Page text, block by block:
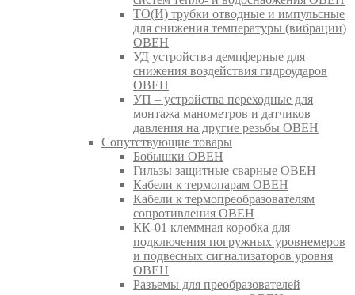
ТО(И) трубки отводные и импульсные
для снижения температуры (вибрации)
ОВЕН
УД устройства демпферные для
снижения воздействия гидроударов
ОВЕН
УП – устройства переходные для
монтажа манометров и датчиков
давления на другие резьбы ОВЕН
Сопутствующие товары
Бобышки ОВЕН
Гильзы защитные сварные ОВЕН
Кабели к термопарам ОВЕН
Кабели к термопреобразователям
сопротивления ОВЕН
КК-01 клеммная коробка для
подключения погружных уровнемеров
и подвесных сигнализаторов уровня
ОВЕН
Разъемы для преобразователей